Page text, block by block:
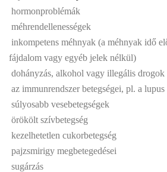
 hormonproblémák
 méhrendellenességek
 inkompetens méhnyak (a méhnyak idő
fájdalom vagy egyéb jelek nélkül)
 dohányzás, alkohol vagy illegális drogok
 az immunrendszer betegségei, pl. a lupus
 súlyosabb vesebetegségek
 örökölt szívbetegség
 kezelhetetlen cukorbetegség
 pajzsmirigy megbetegedései
 sugárzás